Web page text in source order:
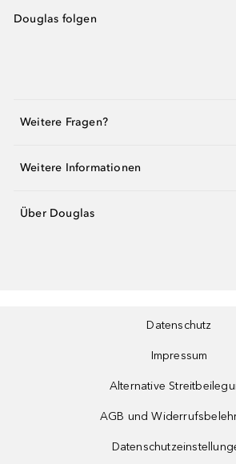
Douglas folgen
Weitere Fragen?
Weitere Informationen
Über Douglas
Datenschutz
Impressum
Alternative
AGB und